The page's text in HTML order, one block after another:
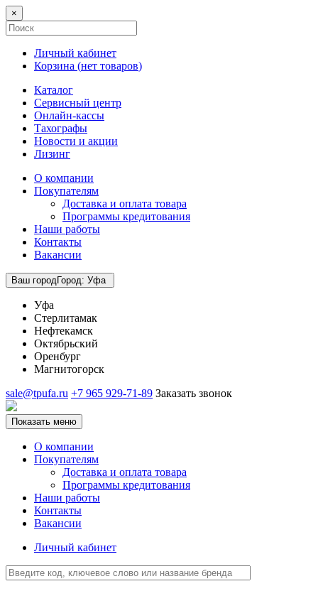
×
Личный кабинет
Корзина (нет товаров)
Каталог
Сервисный центр
Онлайн-кассы
Тахографы
Новости и акции
Лизинг
О компании
Покупателям
Доставка и оплата товара
Программы кредитования
Наши работы
Контакты
Вакансии
Ваш городГород: Уфа
Уфа
Стерлитамак
Нефтекамск
Октябрьский
Оренбург
Магнитогорск
sale@tpufa.ru +7 965 929-71-89 Заказать звонок
Показать меню
О компании
Покупателям
Доставка и оплата товара
Программы кредитования
Наши работы
Контакты
Вакансии
Личный кабинет